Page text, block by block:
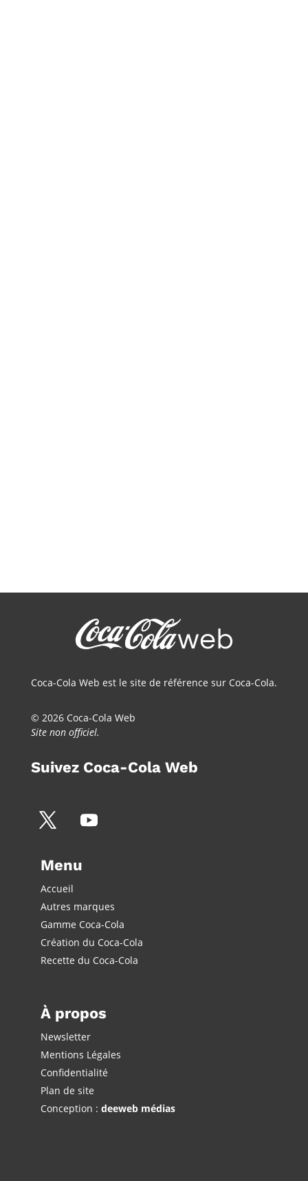
Coca-Cola Web est le site de référence sur Coca-Cola.
© 2026 Coca-Cola Web
Site non officiel.
Suivez Coca-Cola Web
Menu
Accueil
Autres marques
Gamme Coca-Cola
Création du Coca-Cola
Recette du Coca-Cola
À propos
Newsletter
Mentions Légales
Confidentialité
Plan de site
Conception : deeweb médias